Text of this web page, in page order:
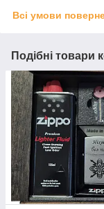
Всі умови
Подібні товари